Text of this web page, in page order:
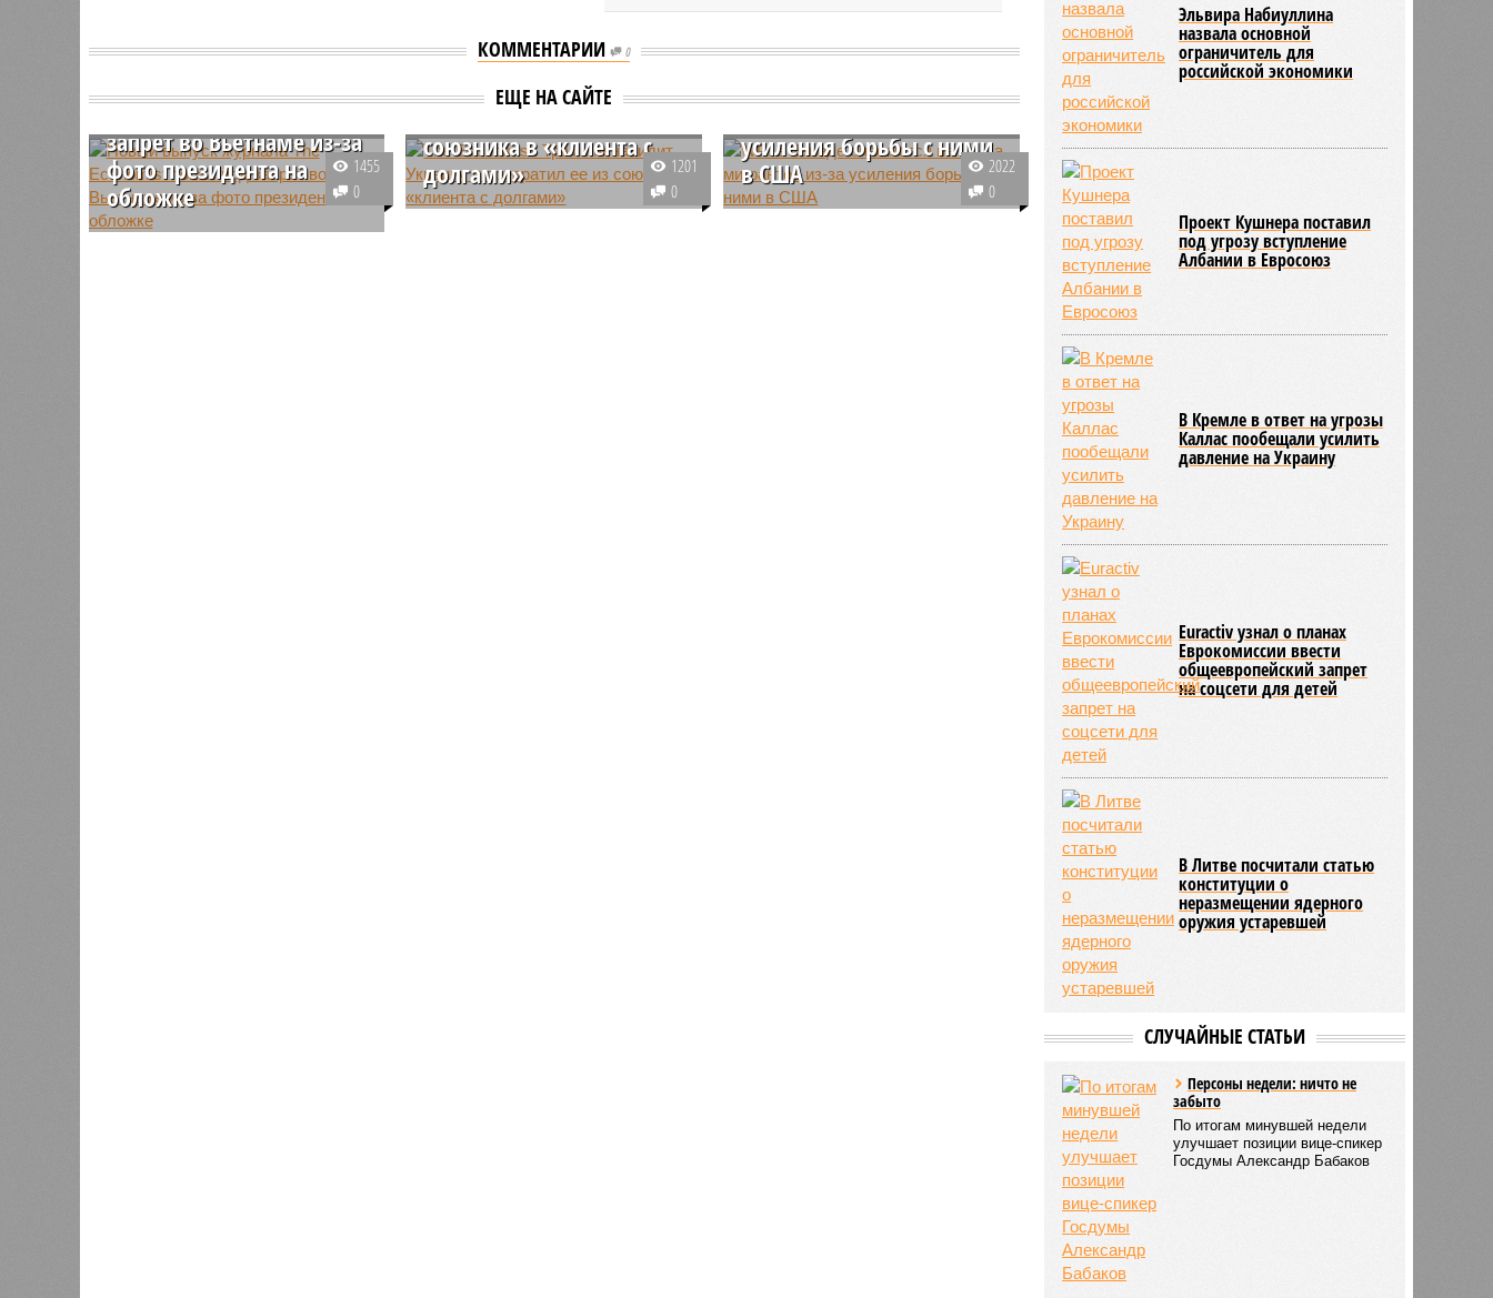
КОММЕНТАРИИ 0
ЕЩЕ НА САЙТЕ
The Economist попал под
запрет во Вьетнаме из-за
фото президента на
обложке
Вьетнамские власти запретили
1455
0
The Economist: Трамп
ненавидит Украину и
превратил ее из
союзника в «клиента с
долгами»
Американская пресса обращает
1201
0
WP: в Канаде опасаются
усиления борьбы с ними
в США
В Канаде обеспокоились из
2022
0
Эльвира Набиуллина
назвала основной
ограничитель для
российской экономики
Проект Кушнера поставил
под угрозу вступление
Албании в Евросоюз
В Кремле в ответ на угрозы
Каллас пообещали усилить
давление на Украину
Euractiv узнал о планах
Еврокомиссии ввести
общеевропейский запрет
на соцсети для детей
В Литве посчитали статью
конституции о
неразмещении ядерного
оружия устаревшей
СЛУЧАЙНЫЕ СТАТЬИ
Персоны недели: ничто не
забыто
По итогам минувшей недели
улучшает позиции вице-спикер
Госдумы Александр Бабаков